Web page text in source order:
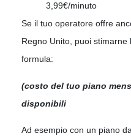
3,99€/minuto
Se il tuo operatore offre
Regno Unito, puoi
formula:
(costo del tuo piano
disponibili
Ad esempio con un piano